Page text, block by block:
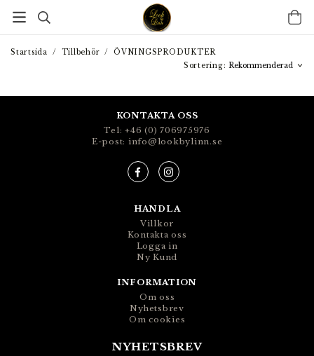
Startsida / Tillbehör /
ÖVNINGSPRODUKTER
Sortering:
KONTAKTA OSS
Tel: +46 (0) 706975976
E-post: info@lookbylinn.se
HANDLA
Villkor
Kontakta oss
Logga in
Ny Kund
INFORMATION
Om oss
Nyhetsbrev
Om cookies
NYHETSBREV